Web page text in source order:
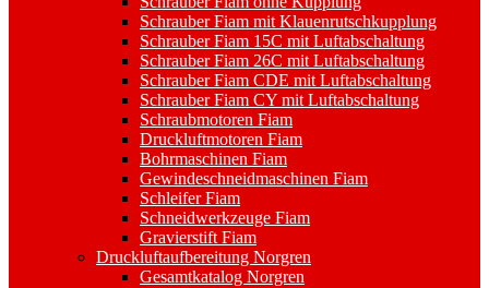
Schrauber Fiam mit Klauenrutschkupplung
Schrauber Fiam 15C mit Luftabschaltung
Schrauber Fiam 26C mit Luftabschaltung
Schrauber Fiam CDE mit Luftabschaltung
Schrauber Fiam CY mit Luftabschaltung
Schraubmotoren Fiam
Druckluftmotoren Fiam
Bohrmaschinen Fiam
Gewindeschneidmaschinen Fiam
Schleifer Fiam
Schneidwerkzeuge Fiam
Gravierstift Fiam
Druckluftaufbereitung Norgren
Gesamtkatalog Norgren